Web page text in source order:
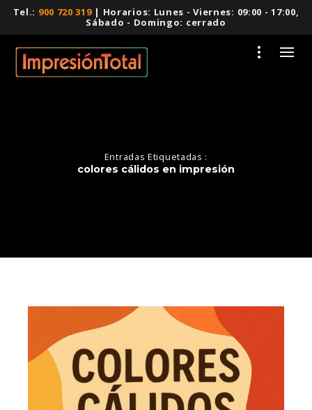
Tel.: 900 720 319| Horarios: Lunes - Viernes: 09:00 - 17:00,
Sábado - Domingo: cerrado
Entradas Etiquetadas :
colores cálidos en impresión